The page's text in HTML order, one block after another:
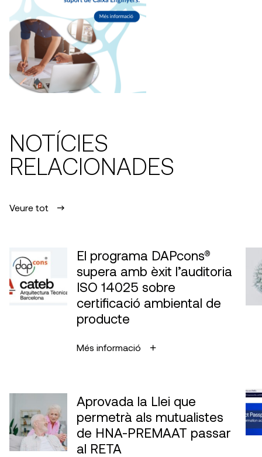
NOTÍCIES
RELACIONADES
Veure tot
El programa DAPcons®
supera amb èxit l’auditoria
ISO 14025 sobre
certificació ambiental de
producte
Més informació
Aprovada la Llei que
permetrà als mutualistes
de HNA-PREMAAT passar
al RETA